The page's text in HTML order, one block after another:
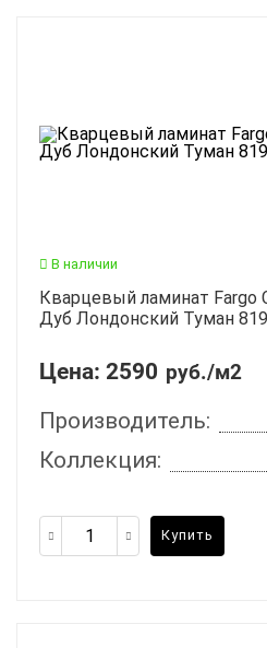
В наличии
Кварцевый ламинат
Дуб Лондонский Туман
Цена: 2590 руб./м2
Производитель:
Коллекция:
Купить